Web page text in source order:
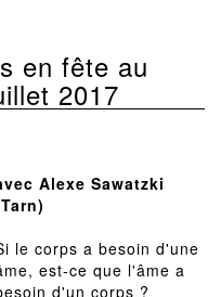
en fête au
2017
Alexe Sawatzki
le corps a besoin d'une
est-ce que l'âme a
d'un corps ?